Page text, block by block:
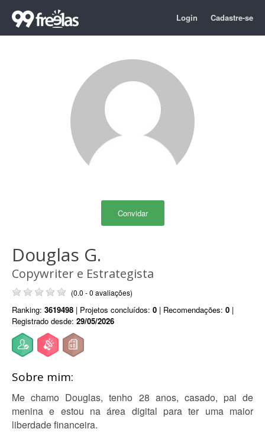
Login Cadastre-se
Convidar
Douglas G.
Copywriter e Estrategista
(0.0 - 0 avaliações)
Ranking: 3619498 | Projetos concluídos: 0 | Recomendações: 0 |
Registrado desde: 29/05/2026
Sobre mim:
Me chamo Douglas, tenho 28 anos, casado, pai de
menina e estou na área digital para ter uma maior
liberdade financeira.